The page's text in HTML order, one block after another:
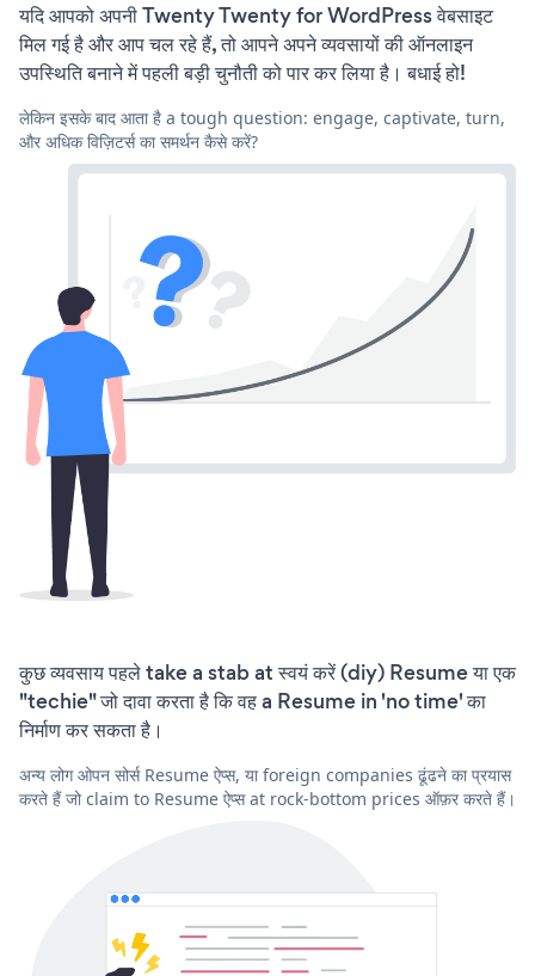
यदि आपको अपनी Twenty Twenty for WordPress वेबसाइट
मिल गई है और आप चल रहे हैं, तो आपने अपने व्यवसायों की ऑनलाइन
उपस्थिति बनाने में पहली बड़ी चुनौती को पार कर लिया है। बधाई हो!
लेकिन इसके बाद आता है a tough question: engage, captivate, turn,
और अधिक विज़िटर्स का समर्थन कैसे करें?
कुछ व्यवसाय पहले take a stab at स्वयं करें (diy) Resume या एक
"techie" जो दावा करता है कि वह a Resume in 'no time' का
निर्माण कर सकता है।
अन्य लोग ओपन सोर्स Resume ऐप्स, या foreign companies ढूंढने का प्रयास
करते हैं जो claim to Resume ऐप्स at rock-bottom prices ऑफ़र करते हैं।